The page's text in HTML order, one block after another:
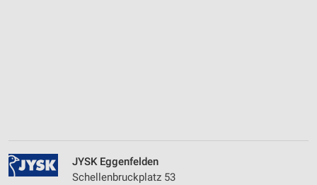
JYSK Eggenfelden
Schellenbruckplatz 53